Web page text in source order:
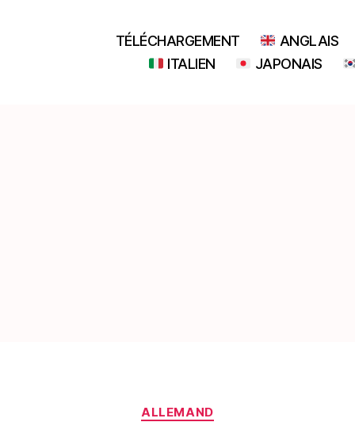
TÉLÉCHARGEMENT ANGLAIS
ITALIEN
JAPONAIS
Catégories
ALLEMAND